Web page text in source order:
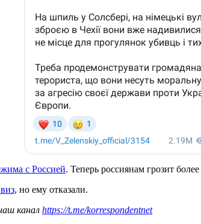
с Россией. Теперь россиянам грозит
, но ему отказали.
канал https://t.me/korrespondentnet